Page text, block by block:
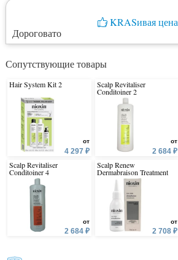
KRASивая цена
Дороговато
Сопутствующие товары
Hair System Kit 2
от
4 297 ₽
Scalp Revitaliser
Conditoiner 4
от
2 684 ₽
Scalp Revitaliser
Conditoiner 2
от
2 684 ₽
Scalp Renew
Dermabraison Treatment
от
2 708 ₽